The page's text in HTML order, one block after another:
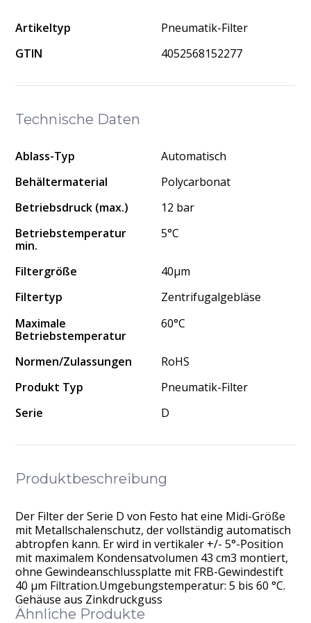
Technische Daten
Ablass-Typ
Automatisch
Behältermaterial
Polycarbonat
Betriebsdruck (max.)
12 bar
Betriebstemperatur
min.
5°C
Filtergröße
40μm
Filtertyp
Zentrifugalgebläse
Maximale
Betriebstemperatur
60°C
Normen/Zulassungen
RoHS
Produkt Typ
Pneumatik-Filter
Serie
D
Produktbeschreibung
Der Filter der Serie D von Festo hat eine Midi-Größe
mit Metallschalenschutz, der vollständig automatisch
abtropfen kann. Er wird in vertikaler +/- 5°-Position
mit maximalem Kondensatvolumen 43 cm3 montiert,
ohne Gewindeanschlussplatte mit FRB-Gewindestift
40 μm Filtration.Umgebungstemperatur: 5 bis 60 °C.
Gehäuse aus Zinkdruckguss
Artikeltyp
Pneumatik-Filter
GTIN
4052568152277
Ähnliche Produkte